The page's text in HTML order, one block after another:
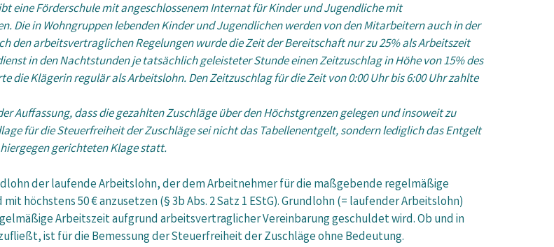
eine Förderschule mit angeschlossenem Internat für Kinder und Jugendliche mit
Die in Wohngruppen lebenden Kinder und Jugendlichen werden von den Mitarbeitern auch in der
den arbeitsvertraglichen Regelungen wurde die Zeit der Bereitschaft nur zu 25% als Arbeitszeit
in den Nachtstunden je tatsächlich geleisteter Stunde einen Zeitzuschlag in Höhe von 15% des
Klägerin regulär als Arbeitslohn. Den Zeitzuschlag für die Zeit von 0:00 Uhr bis 6:00 Uhr zahlte
Auffassung, dass die gezahlten Zuschläge über den Höchstgrenzen gelegen und insoweit zu
für die Steuerfreiheit der Zuschläge sei nicht das Tabellenentgelt, sondern lediglich das Entgelt
gerichteten Klage statt.
der laufende Arbeitslohn, der dem Arbeitnehmer für die maßgebende regelmäßige
höchstens 50 € anzusetzen (§ 3b Abs. 2 Satz 1 EStG). Grundlohn (= laufender Arbeitslohn)
Arbeitszeit aufgrund arbeitsvertraglicher Vereinbarung geschuldet wird. Ob und in
ist für die Bemessung der Steuerfreiheit der Zuschläge ohne Bedeutung.